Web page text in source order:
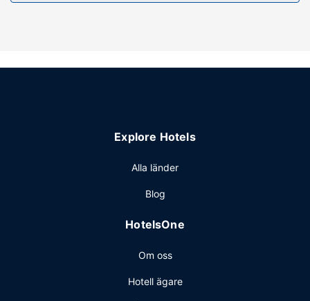
Här har du tillgång till utomhuspool, gratis wi-fi och en
Explore Hotels
Alla länder
Blog
HotelsOne
Om oss
Hotell ägare